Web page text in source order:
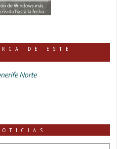
DE ESTE
Norte